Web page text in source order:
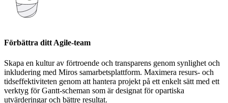
Förbättra ditt Agile-team
Skapa en kultur av förtroende och transparens genom synlighet och
inkludering med Miros samarbetsplattform. Maximera resurs- och
tidseffektiviteten genom att hantera projekt på ett enkelt sätt med ett
verktyg för Gantt-scheman som är designat för opartiska
utvärderingar och bättre resultat.